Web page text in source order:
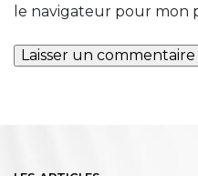
le navigateur pour mon